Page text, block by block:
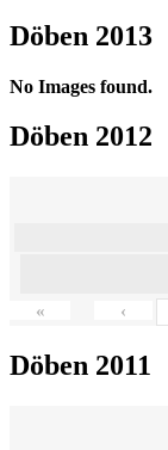
Döben 2013
No Images found.
Döben 2012
« ‹
Döben 2011